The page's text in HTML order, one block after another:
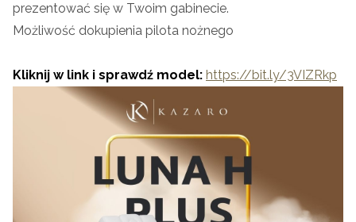
prezentować się w Twoim gabinecie.
Możliwość dokupienia pilota nożnego
Kliknij w link i sprawdź model: https://bit.ly/3VIZRkp